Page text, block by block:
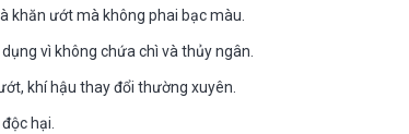
khăn ướt mà không phai bạc màu.
vì không chứa chì và thủy ngân.
khí hậu thay đổi thường xuyên.
hại.